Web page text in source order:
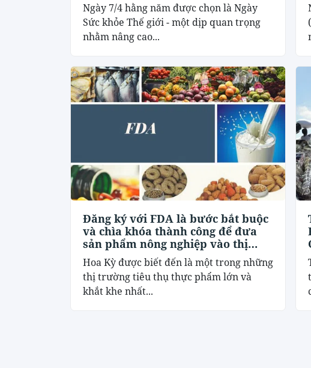
Ngày 7/4 hằng năm được chọn là Ngày
Sức khỏe Thế giới - một dịp quan trọng
nhằm nâng cao...
Đăng ký với FDA là bước bắt buộc
và chìa khóa thành công để đưa
sản phẩm nông nghiệp vào thị
trường Hoa Kỳ
Hoa Kỳ được biết đến là một trong những
thị trường tiêu thụ thực phẩm lớn và
khắt khe nhất...